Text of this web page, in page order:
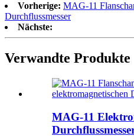
Vorherige: MAG-11
Durchflussmesser
Nächste:
Verwandte Produkte
MAG-11